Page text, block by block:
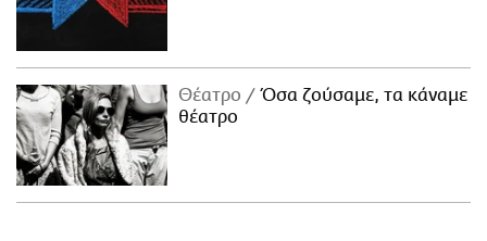
Θέατρο
Όσα ζούσαμε, τα κάναμε
θέατρο